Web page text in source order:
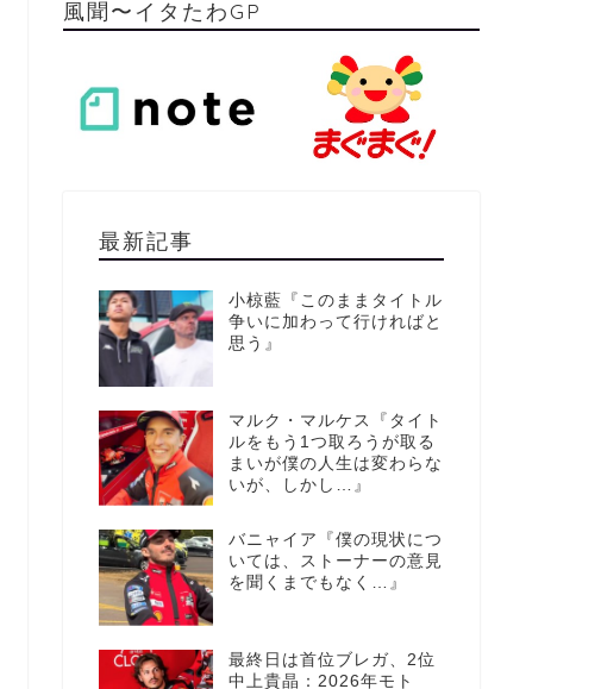
風聞〜イタたわGP
最新記事
小椋藍『このままタイトル
争いに加わって行ければと
思う』
マルク・マルケス『タイト
ルをもう1つ取ろうが取る
まいが僕の人生は変わらな
いが、しかし…』
バニャイア『僕の現状につ
いては、ストーナーの意見
を聞くまでもなく…』
最終日は首位ブレガ、2位
中上貴晶：2026年モト